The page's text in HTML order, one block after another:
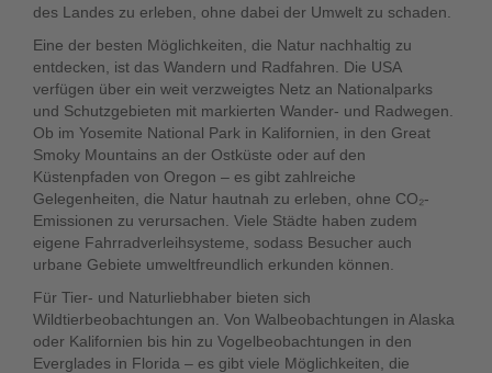
des Landes zu erleben, ohne dabei der Umwelt zu schaden.
Eine der besten Möglichkeiten, die Natur nachhaltig zu
entdecken, ist das Wandern und Radfahren. Die USA
verfügen über ein weit verzweigtes Netz an Nationalparks
und Schutzgebieten mit markierten Wander- und Radwegen.
Ob im Yosemite National Park in Kalifornien, in den Great
Smoky Mountains an der Ostküste oder auf den
Küstenpfaden von Oregon – es gibt zahlreiche
Gelegenheiten, die Natur hautnah zu erleben, ohne CO₂-
Emissionen zu verursachen. Viele Städte haben zudem
eigene Fahrradverleihsysteme, sodass Besucher auch
urbane Gebiete umweltfreundlich erkunden können.
Für Tier- und Naturliebhaber bieten sich
Wildtierbeobachtungen an. Von Walbeobachtungen in Alaska
oder Kalifornien bis hin zu Vogelbeobachtungen in den
Everglades in Florida – es gibt viele Möglichkeiten, die